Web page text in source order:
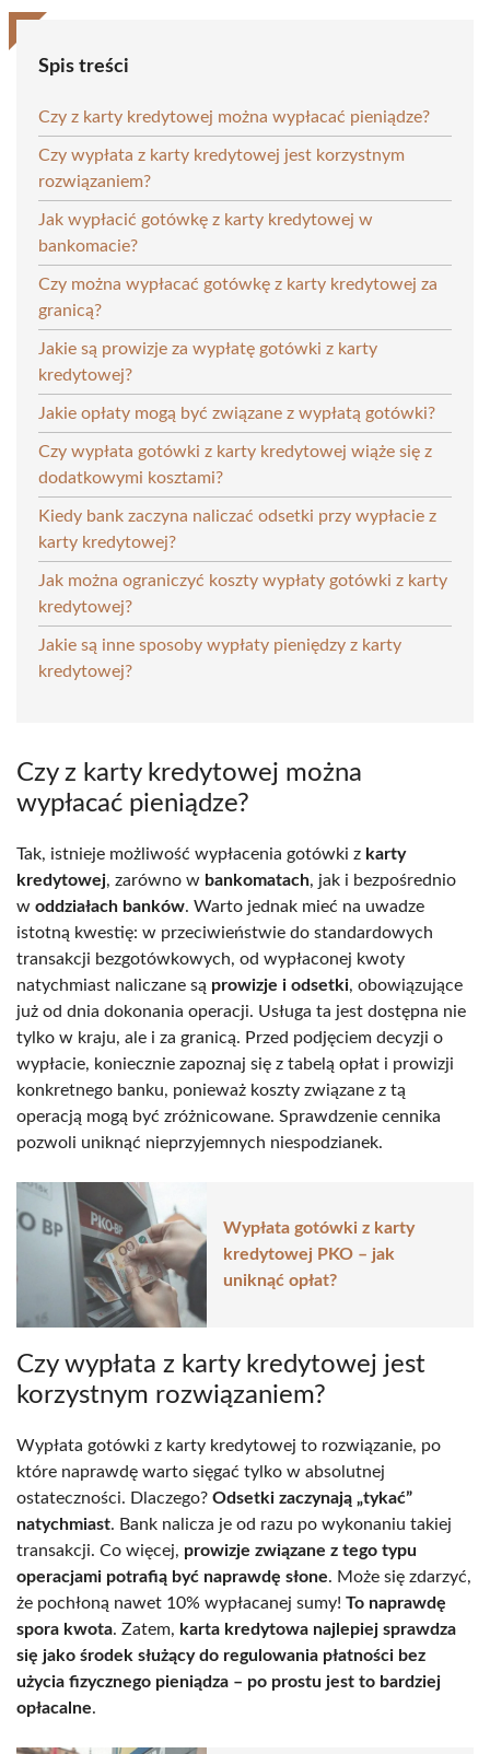
Spis treści
Czy z karty kredytowej można wypłacać pieniądze?
Czy wypłata z karty kredytowej jest korzystnym
rozwiązaniem?
Jak wypłacić gotówkę z karty kredytowej w
bankomacie?
Czy można wypłacać gotówkę z karty kredytowej za
granicą?
Jakie są prowizje za wypłatę gotówki z karty
kredytowej?
Jakie opłaty mogą być związane z wypłatą gotówki?
Czy wypłata gotówki z karty kredytowej wiąże się z
dodatkowymi kosztami?
Kiedy bank zaczyna naliczać odsetki przy wypłacie z
karty kredytowej?
Jak można ograniczyć koszty wypłaty gotówki z karty
kredytowej?
Jakie są inne sposoby wypłaty pieniędzy z karty
kredytowej?
Czy z karty kredytowej można
wypłacać pieniądze?
Tak, istnieje możliwość wypłacenia gotówki z karty
kredytowej, zarówno w bankomatach, jak i bezpośrednio
w oddziałach banków. Warto jednak mieć na uwadze
istotną kwestię: w przeciwieństwie do standardowych
transakcji bezgotówkowych, od wypłaconej kwoty
natychmiast naliczane są prowizje i odsetki, obowiązujące
już od dnia dokonania operacji. Usługa ta jest dostępna nie
tylko w kraju, ale i za granicą. Przed podjęciem decyzji o
wypłacie, koniecznie zapoznaj się z tabelą opłat i prowizji
konkretnego banku, ponieważ koszty związane z tą
operacją mogą być zróżnicowane. Sprawdzenie cennika
pozwoli uniknąć nieprzyjemnych niespodzianek.
Wypłata gotówki z karty
kredytowej PKO – jak
uniknąć opłat?
Czy wypłata z karty kredytowej jest
korzystnym rozwiązaniem?
Wypłata gotówki z karty kredytowej to rozwiązanie, po
które naprawdę warto sięgać tylko w absolutnej
ostateczności. Dlaczego? Odsetki zaczynają „tykać”
natychmiast. Bank nalicza je od razu po wykonaniu takiej
transakcji. Co więcej, prowizje związane z tego typu
operacjami potrafią być naprawdę słone. Może się zdarzyć,
że pochłoną nawet 10% wypłacanej sumy! To naprawdę
spora kwota. Zatem, karta kredytowa najlepiej sprawdza
się jako środek służący do regulowania płatności bez
użycia fizycznego pieniądza – po prostu jest to bardziej
opłacalne.